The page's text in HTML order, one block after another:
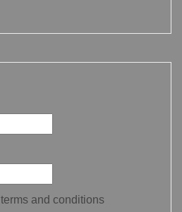
terms and conditions